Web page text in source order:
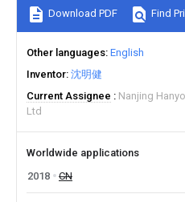
Download PDF Find
Other languages English
Inventor 沈明健
Current Assignee
Nanjing
Ltd
Worldwide applications
2018
CN